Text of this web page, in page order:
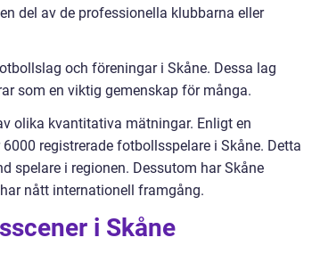
del av de professionella klubbarna eller
och föreningar i Skåne. Dessa lag
som en viktig gemenskap för många.
olika kvantitativa mätningar. Enligt en
registrerade fotbollsspelare i Skåne. Detta
spelare i regionen. Dessutom har Skåne
nått internationell framgång.
i Skåne